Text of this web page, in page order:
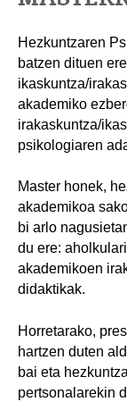
Hezkuntzaren
batzen dituen
ikaskuntza/
akademiko
irakaskuntza/
psikologiaren
Master honek,
akademikoa
bi arlo
du ere:
akademikoen
didaktikak.
Horretarako,
hartzen duten
bai eta
pertsonalarekin